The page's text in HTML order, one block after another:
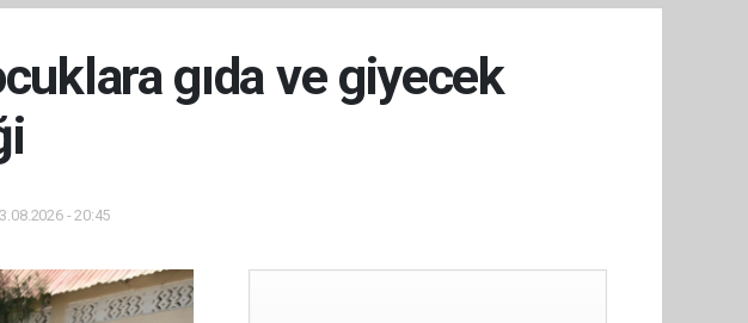
gıda ve giyecek
- 20:45